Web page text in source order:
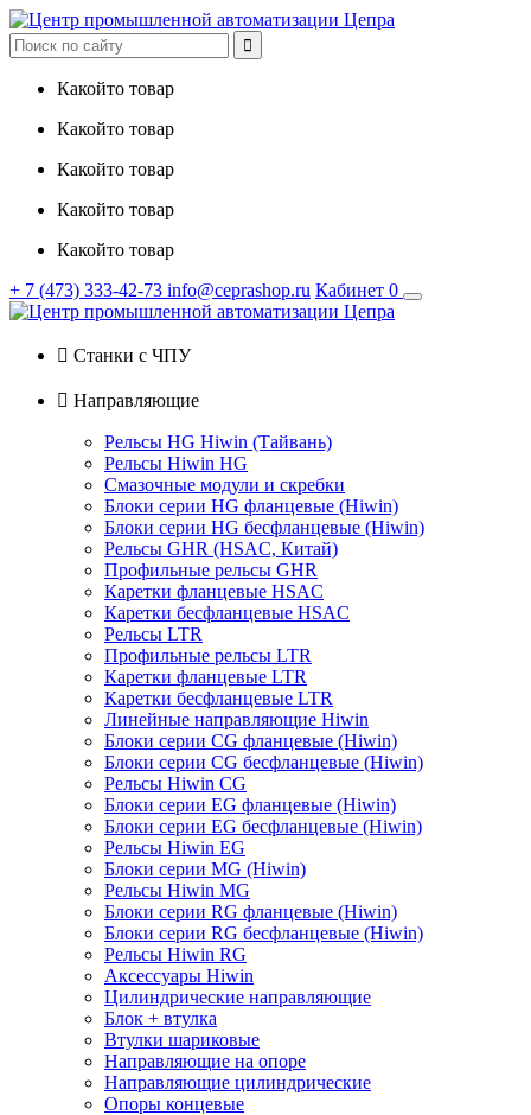

Какойто товар
Какойто товар
Какойто товар
Какойто товар
Какойто товар
+ 7 (473) 333-42-73 info@ceprashop.ru Кабинет 0
 Станки с ЧПУ
 Направляющие
Рельсы HG Hiwin (Тайвань)
Рельсы Hiwin HG
Смазочные модули и скребки
Блоки серии HG фланцевые (Hiwin)
Блоки серии HG бесфланцевые (Hiwin)
Рельсы GHR (HSAC, Китай)
Профильные рельсы GHR
Каретки фланцевые HSAC
Каретки бесфланцевые HSAC
Рельсы LTR
Профильные рельсы LTR
Каретки фланцевые LTR
Каретки бесфланцевые LTR
Линейные направляющие Hiwin
Блоки серии CG фланцевые (Hiwin)
Блоки серии CG бесфланцевые (Hiwin)
Рельсы Hiwin CG
Блоки серии EG фланцевые (Hiwin)
Блоки серии EG бесфланцевые (Hiwin)
Рельсы Hiwin EG
Блоки серии MG (Hiwin)
Рельсы Hiwin MG
Блоки серии RG фланцевые (Hiwin)
Блоки серии RG бесфланцевые (Hiwin)
Рельсы Hiwin RG
Аксессуары Hiwin
Цилиндрические направляющие
Блок + втулка
Втулки шариковые
Направляющие на опоре
Направляющие цилиндрические
Опоры концевые